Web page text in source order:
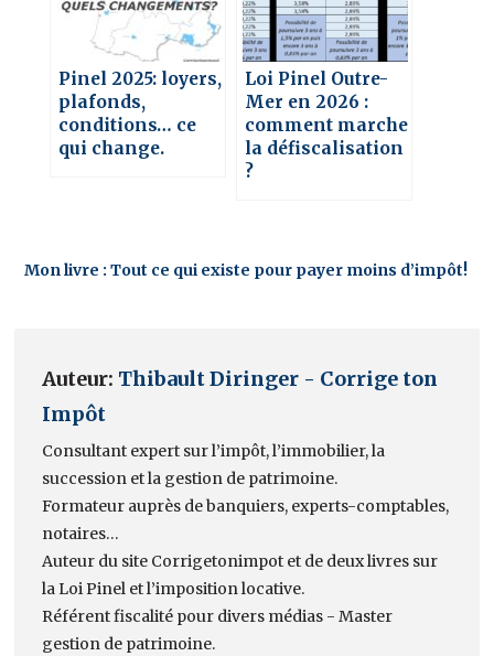
Pinel 2025: loyers,
plafonds,
conditions… ce
qui change.
Loi Pinel Outre-
Mer en 2026 :
comment marche
la défiscalisation
?
Mon livre : Tout ce qui existe pour payer moins d’impôt!
Auteur: Thibault Diringer - Corrige ton
Impôt
Consultant expert sur l’impôt, l’immobilier, la
succession et la gestion de patrimoine.
Formateur auprès de banquiers, experts-comptables,
notaires…
Auteur du site Corrigetonimpot et de deux livres sur
la Loi Pinel et l’imposition locative.
Référent fiscalité pour divers médias - Master
gestion de patrimoine.